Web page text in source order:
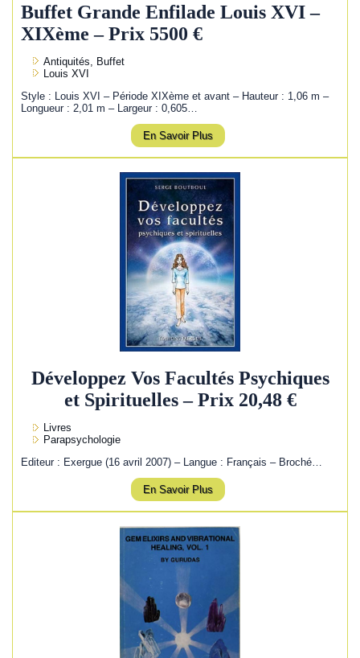
Buffet Grande Enfilade Louis XVI –
XIXème – Prix 5500 €
Antiquités, Buffet
Louis XVI
Style : Louis XVI – Période XIXème et avant – Hauteur : 1,06 m –
Longueur : 2,01 m – Largeur : 0,605…
En Savoir Plus
Développez Vos Facultés Psychiques
et Spirituelles – Prix 20,48 €
Livres
Parapsychologie
Editeur : Exergue (16 avril 2007) – Langue : Français – Broché…
En Savoir Plus